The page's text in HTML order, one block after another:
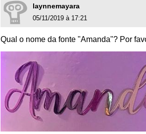
laynnemayara
05/11/2019 à 17:21
Qual o nome da fonte "Amanda"? Por